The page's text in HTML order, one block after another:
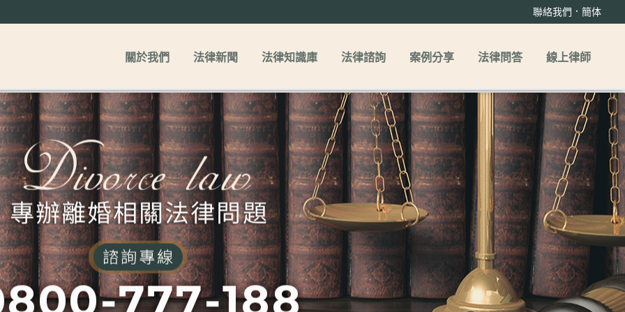
聯絡我們 ．簡体
關於我們 法律新聞 法律知識庫 法律諮詢 案例分享 法律問答 線上律師